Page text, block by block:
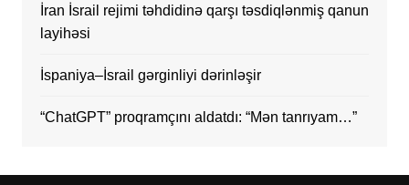
İran İsrail rejimi təhdidinə qarşı təsdiqlənmiş qanun
layihəsi
İspaniya–İsrail gərginliyi dərinləşir
“ChatGPT” proqramçını aldatdı: “Mən tanrıyam…”